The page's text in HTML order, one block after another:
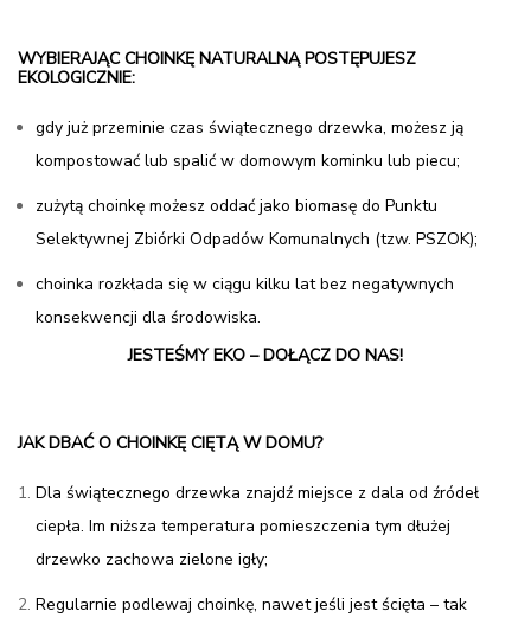
WYBIERAJĄC CHOINKĘ NATURALNĄ POSTĘPUJESZ
EKOLOGICZNIE:
gdy już przeminie czas świątecznego drzewka, możesz ją
kompostować lub spalić w domowym kominku lub piecu;
zużytą choinkę możesz oddać jako biomasę do Punktu
Selektywnej Zbiórki Odpadów Komunalnych (tzw. PSZOK);
choinka rozkłada się w ciągu kilku lat bez negatywnych
konsekwencji dla środowiska.
JESTEŚMY EKO – DOŁĄCZ DO NAS!
JAK DBAĆ O CHOINKĘ CIĘTĄ W DOMU?
Dla świątecznego drzewka znajdź miejsce z dala od źródeł
ciepła. Im niższa temperatura pomieszczenia tym dłużej
drzewko zachowa zielone igły;
Regularnie podlewaj choinkę, nawet jeśli jest ścięta – tak